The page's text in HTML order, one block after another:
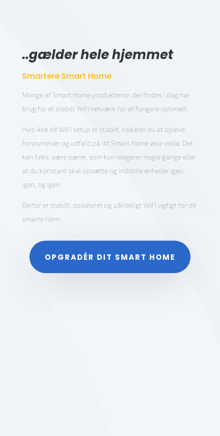
..gælder hele hjemmet
Smartere Smart Home
Mange af Smart Home produkterne, der findes i dag har
brug for et stabilt WiFi netværk for at fungere optimalt.
Hvis ikke dit WiFi setup er stabilt, risikerer du at opleve
forstyrrelser og udfald på dit Smart Home øko-miljø. Det
kan f.eks. være pærer, som kun reagerer nogle gange eller
at du konstant skal opsætte og indstille enheder igen,
igen, og igen.
Derfor er stabilt, opdateret og pålideligt WiFi vigtigt for dit
smarte hjem.
OPGRADÉR DIT SMART HOME